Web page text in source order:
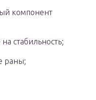
компонент
стабильность;
раны;